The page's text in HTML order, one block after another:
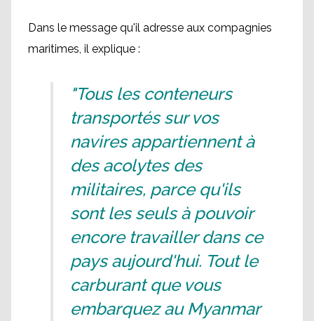
Dans le message qu'il adresse aux compagnies
maritimes, il explique :
"Tous les conteneurs
transportés sur vos
navires appartiennent à
des acolytes des
militaires, parce qu'ils
sont les seuls à pouvoir
encore travailler dans ce
pays aujourd'hui. Tout le
carburant que vous
embarquez au Myanmar